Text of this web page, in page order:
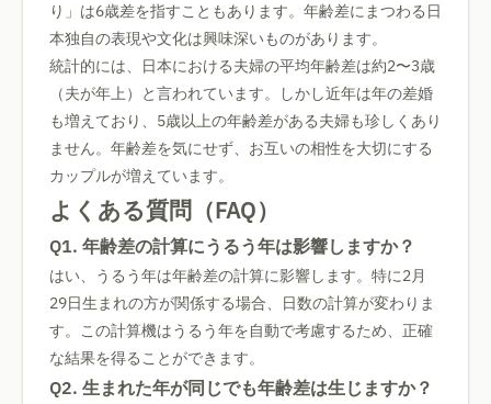
り」は6歳差を指すこともあります。年齢差にまつわる日
本独自の表現や文化は興味深いものがあります。
統計的には、日本における夫婦の平均年齢差は約2〜3歳
（夫が年上）と言われています。しかし近年は年の差婚
も増えており、5歳以上の年齢差がある夫婦も珍しくあり
ません。年齢差を気にせず、お互いの相性を大切にする
カップルが増えています。
よくある質問（FAQ）
Q1. 年齢差の計算にうるう年は影響しますか？
はい、うるう年は年齢差の計算に影響します。特に2月
29日生まれの方が関係する場合、日数の計算が変わりま
す。この計算機はうるう年を自動で考慮するため、正確
な結果を得ることができます。
Q2. 生まれた年が同じでも年齢差は生じますか？